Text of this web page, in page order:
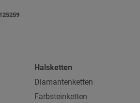
125259
Halsketten
Diamantenketten
Farbsteinketten